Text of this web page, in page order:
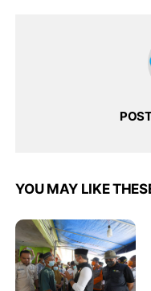
YOU MAY LIKE